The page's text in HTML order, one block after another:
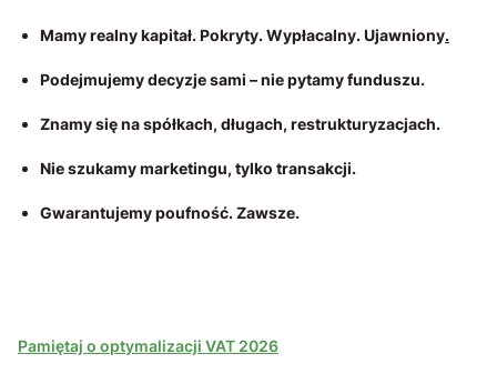
Mamy realny kapitał. Pokryty. Wypłacalny. Ujawniony.
Podejmujemy decyzje sami – nie pytamy funduszu.
Znamy się na spółkach, długach, restrukturyzacjach.
Nie szukamy marketingu, tylko transakcji.
Gwarantujemy poufność. Zawsze.
Pamiętaj o optymalizacji VAT 2026